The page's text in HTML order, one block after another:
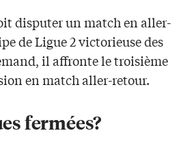
disputer un match en aller-
de Ligue 2 victorieuse des
il affronte le troisième
en match aller-retour.
fermées?